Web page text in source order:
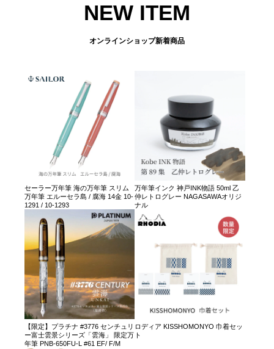
NEW ITEM
オンラインショップ新着商品
セーラー万年筆 海の万年筆 スリム
万年筆 エルーセラ島 / 腐海 14金 10-
1291 / 10-1293
万年筆インク 神戸INK物語 50ml 乙
仲レトログレー NAGASAWAオリジ
ナル
【限定】プラチナ #3776 センチュリ
ー富士雲景シリーズ「雲海」 限定万
年筆 PNB-650FU-L #61 EF/ F/M
ロディア KISSHOMONYO 巾着セッ
ト